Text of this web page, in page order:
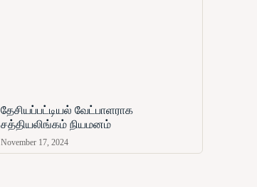
தேசியப்பட்டியல் வேட்பாளராக
சத்தியலிங்கம் நியமனம்
November 17, 2024